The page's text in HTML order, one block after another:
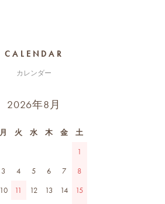
CALENDAR
カレンダー
2026年8月
月 火 水 木 金
土
1
3 4 5 6 7
8
10 11 12 13 14
15